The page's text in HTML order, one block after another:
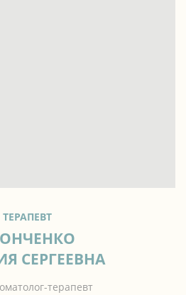
ТЕРАПЕВТ
СЕРГЕЕВНА
терапевт